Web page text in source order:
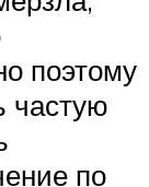
поэтому
частую
по